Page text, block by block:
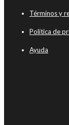
Términos y
Política de
Ayuda